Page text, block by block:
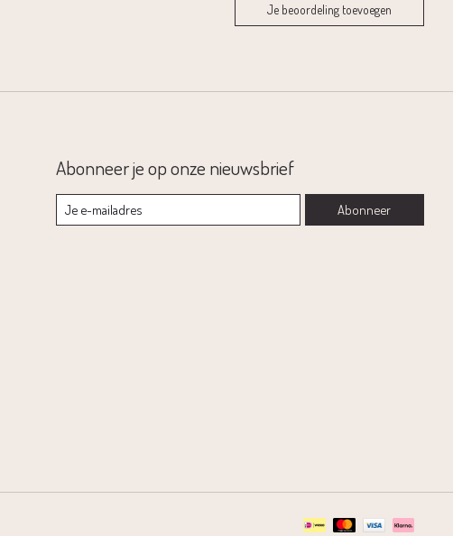
Je beoordeling toevoegen
Abonneer je op onze nieuwsbrief
Abonneer